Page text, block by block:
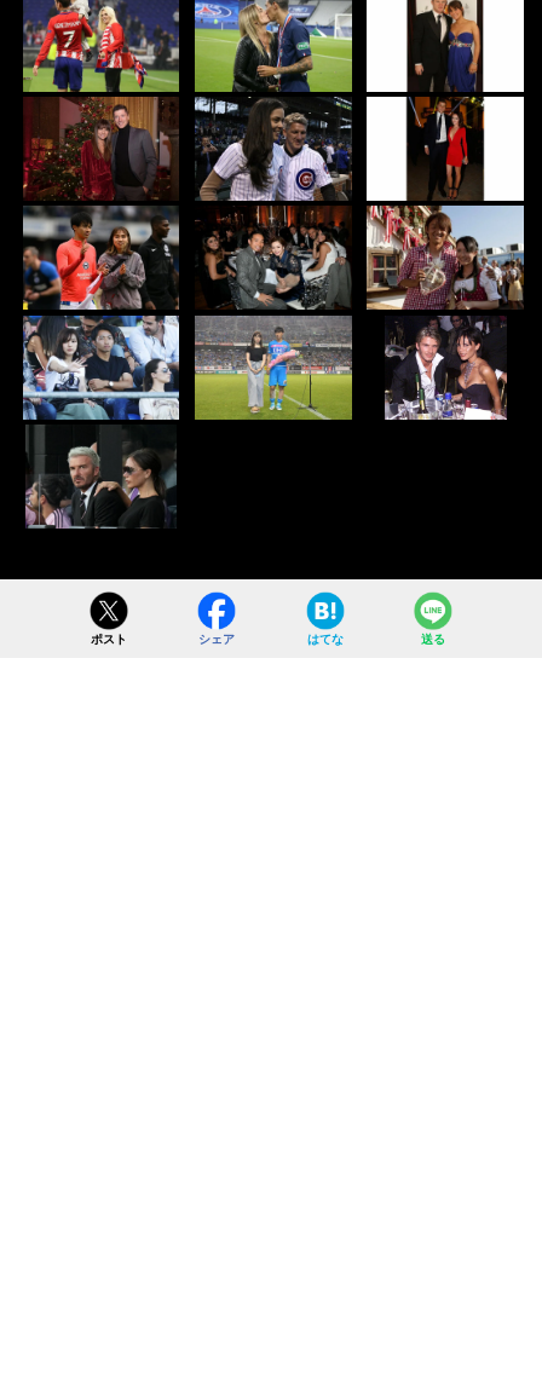
ポスト シェア はてな 送る